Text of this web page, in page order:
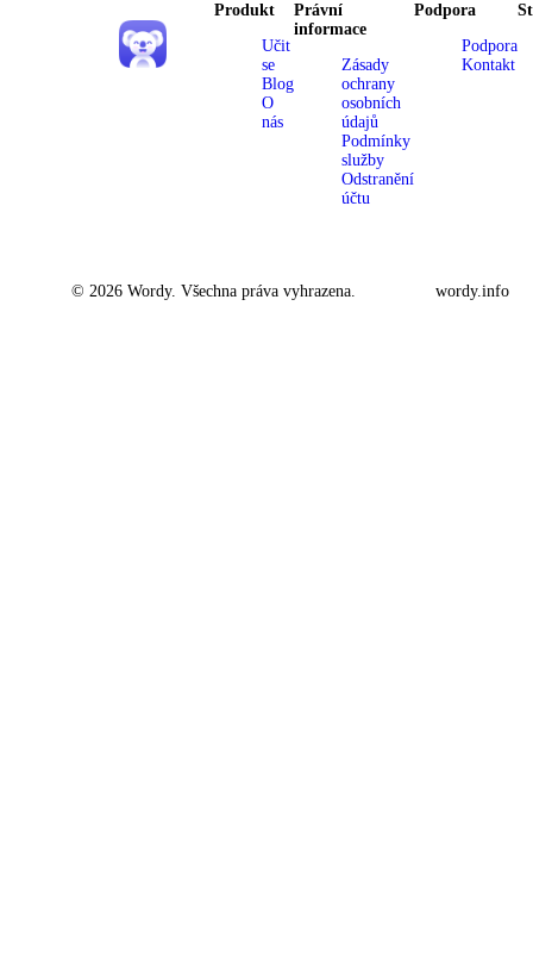
Produkt
Učit
se
Blog
O
nás
Právní
informace
Zásady
ochrany
osobních
údajů
Podmínky
služby
Odstranění
účtu
Podpora
Podpora
Kontakt
© 2026 Wordy. Všechna práva vyhrazena. wordy.info